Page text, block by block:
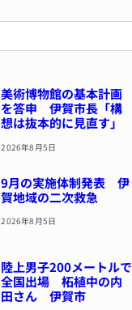
美術博物館の基本計画
を答申 伊賀市長「構
想は抜本的に見直す」
2026年8月5日
9月の実施体制発表 伊
賀地域の二次救急
2026年8月5日
陸上男子200メートルで
全国出場 柘植中の内
田さん 伊賀市